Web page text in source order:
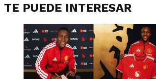
TE PUEDE INTERESAR